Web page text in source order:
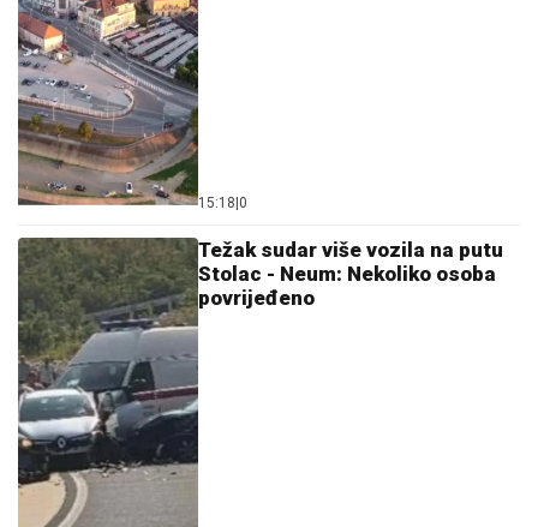
15:18 0
Težak sudar više vozila na putu
Stolac - Neum: Nekoliko osoba
povrijeđeno